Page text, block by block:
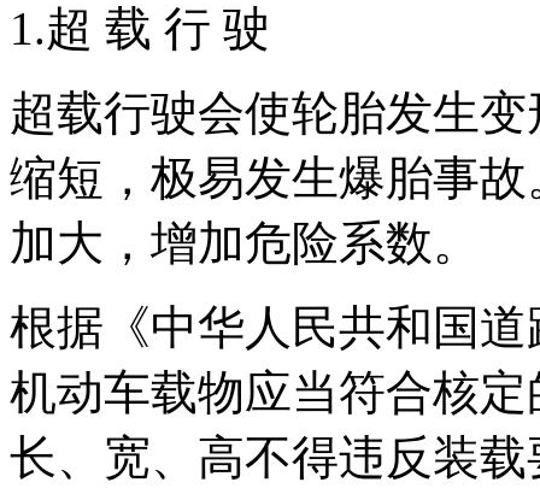
1.超 载 行 驶
超载行驶会使轮胎发生
缩短，极易发生爆胎事
加大，增加危险系数。
根据《中华人民共和国
机动车载物应当符合核
长、宽、高不得违反装